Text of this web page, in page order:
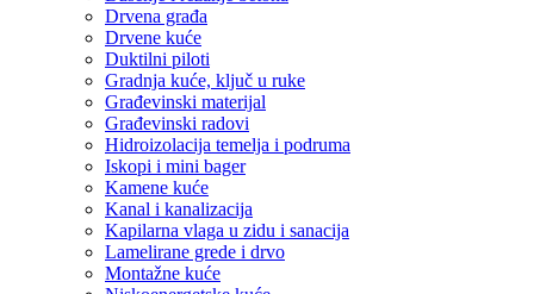
Drvena građa
Drvene kuće
Duktilni piloti
Gradnja kuće, ključ u ruke
Građevinski materijal
Građevinski radovi
Hidroizolacija temelja i podruma
Iskopi i mini bager
Kamene kuće
Kanal i kanalizacija
Kapilarna vlaga u zidu i sanacija
Lamelirane grede i drvo
Montažne kuće